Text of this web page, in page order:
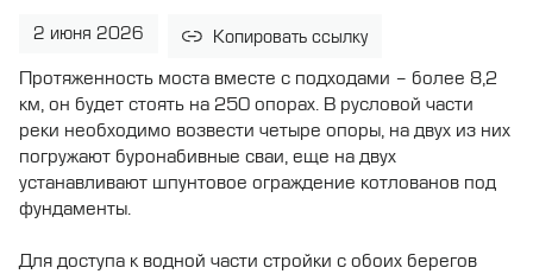
2 июня 2026 Копировать ссылку
Протяженность моста вместе с подходами – более 8,2
км, он будет стоять на 250 опорах. В русловой части
реки необходимо возвести четыре опоры, на двух из них
погружают буронабивные сваи, еще на двух
устанавливают шпунтовое ограждение котлованов под
фундаменты.
Для доступа к водной части стройки с обоих берегов